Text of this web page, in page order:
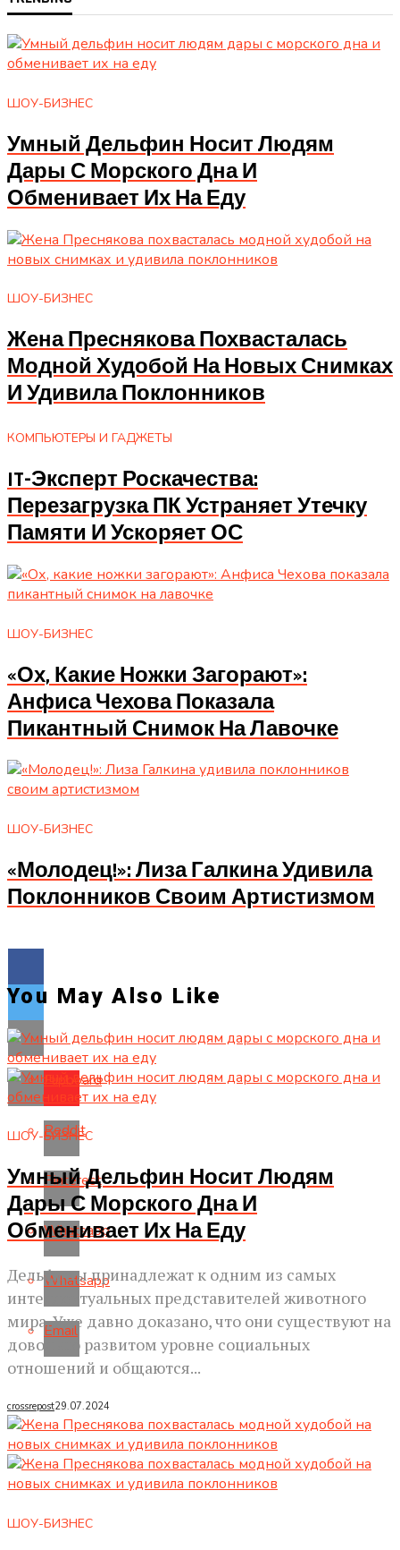
ШОУ-БИЗНЕС
Умный Дельфин Носит Людям
Дары С Морского Дна И
Обменивает Их На Еду
ШОУ-БИЗНЕС
Жена Преснякова Похвасталась
Модной Худобой На Новых Снимках
И Удивила Поклонников
КОМПЬЮТЕРЫ И ГАДЖЕТЫ
IT-Эксперт Роскачества:
Перезагрузка ПК Устраняет Утечку
Памяти И Ускоряет ОС
ШОУ-БИЗНЕС
«Ох, Какие Ножки Загорают»:
Анфиса Чехова Показала
Пикантный Снимок На Лавочке
ШОУ-БИЗНЕС
«Молодец!»: Лиза Галкина Удивила
Поклонников Своим Артистизмом
Flipboard
Reddit
Pinterest
Whatsapp
Whatsapp
Email
You May Also Like
ШОУ-БИЗНЕС
Умный Дельфин Носит Людям
Дары С Морского Дна И
Обменивает Их На Еду
Дельфины принадлежат к одним из самых
интеллектуальных представителей животного
мира. Уже давно доказано, что они существуют на
довольно развитом уровне социальных
отношений и общаются...
crossrepost29.07.2024
ШОУ-БИЗНЕС